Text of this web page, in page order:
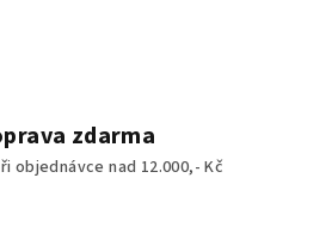
zdarma
objednávce nad 12.000,- Kč